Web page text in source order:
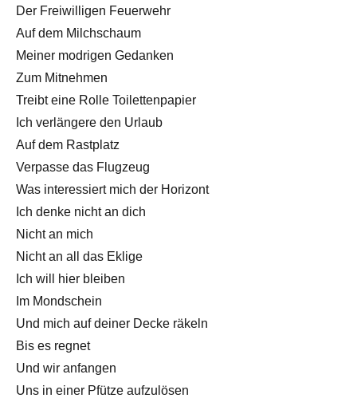
Der Freiwilligen Feuerwehr
Auf dem Milchschaum
Meiner modrigen Gedanken
Zum Mitnehmen
Treibt eine Rolle Toilettenpapier
Ich verlängere den Urlaub
Auf dem Rastplatz
Verpasse das Flugzeug
Was interessiert mich der Horizont
Ich denke nicht an dich
Nicht an mich
Nicht an all das Eklige
Ich will hier bleiben
Im Mondschein
Und mich auf deiner Decke räkeln
Bis es regnet
Und wir anfangen
Uns in einer Pfütze aufzulösen